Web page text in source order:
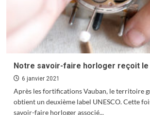
Notre savoir-faire horloger reçoit le
6 janvier 2021
Après les fortifications Vauban, le territoire
obtient un deuxième label UNESCO. Cette
savoir-faire horloger associé...